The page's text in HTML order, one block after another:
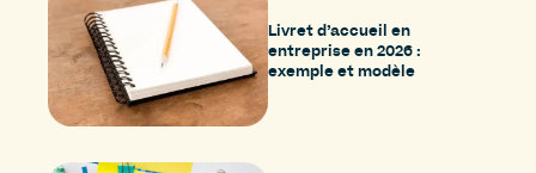
Livret d’accueil en
entreprise en 2026 :
exemple et modèle